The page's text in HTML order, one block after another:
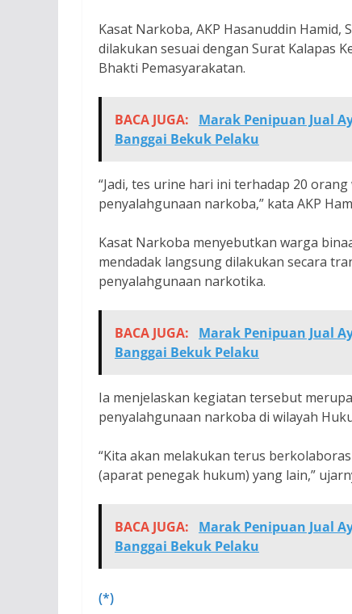
Kasat Narkoba, AKP Hasanuddin
dilakukan sesuai dengan Surat Kalapas
Bhakti Pemasyarakatan.
BACA JUGA:
Marak Penipuan Jual
Banggai Bekuk Pelaku
“Jadi, tes urine hari ini terhadap 20
penyalahgunaan narkoba,” kata AKP
Kasat Narkoba menyebutkan warga
mendadak langsung dilakukan secara
penyalahgunaan narkotika.
BACA JUGA:
Marak Penipuan Jual
Banggai Bekuk Pelaku
Ia menjelaskan kegiatan tersebut
penyalahgunaan narkoba di wilayah
“Kita akan melakukan terus
(aparat penegak hukum) yang lain,”
BACA JUGA:
Marak Penipuan Jual
Banggai Bekuk Pelaku
(*)